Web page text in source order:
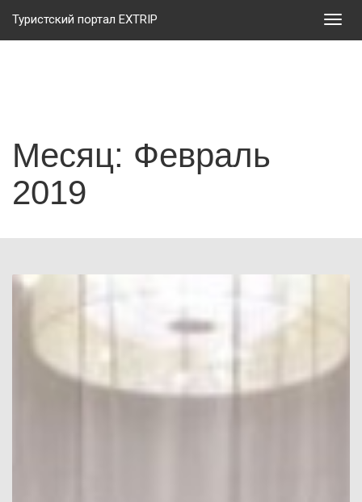
Туристский портал EXTRIP
Месяц: Февраль
2019